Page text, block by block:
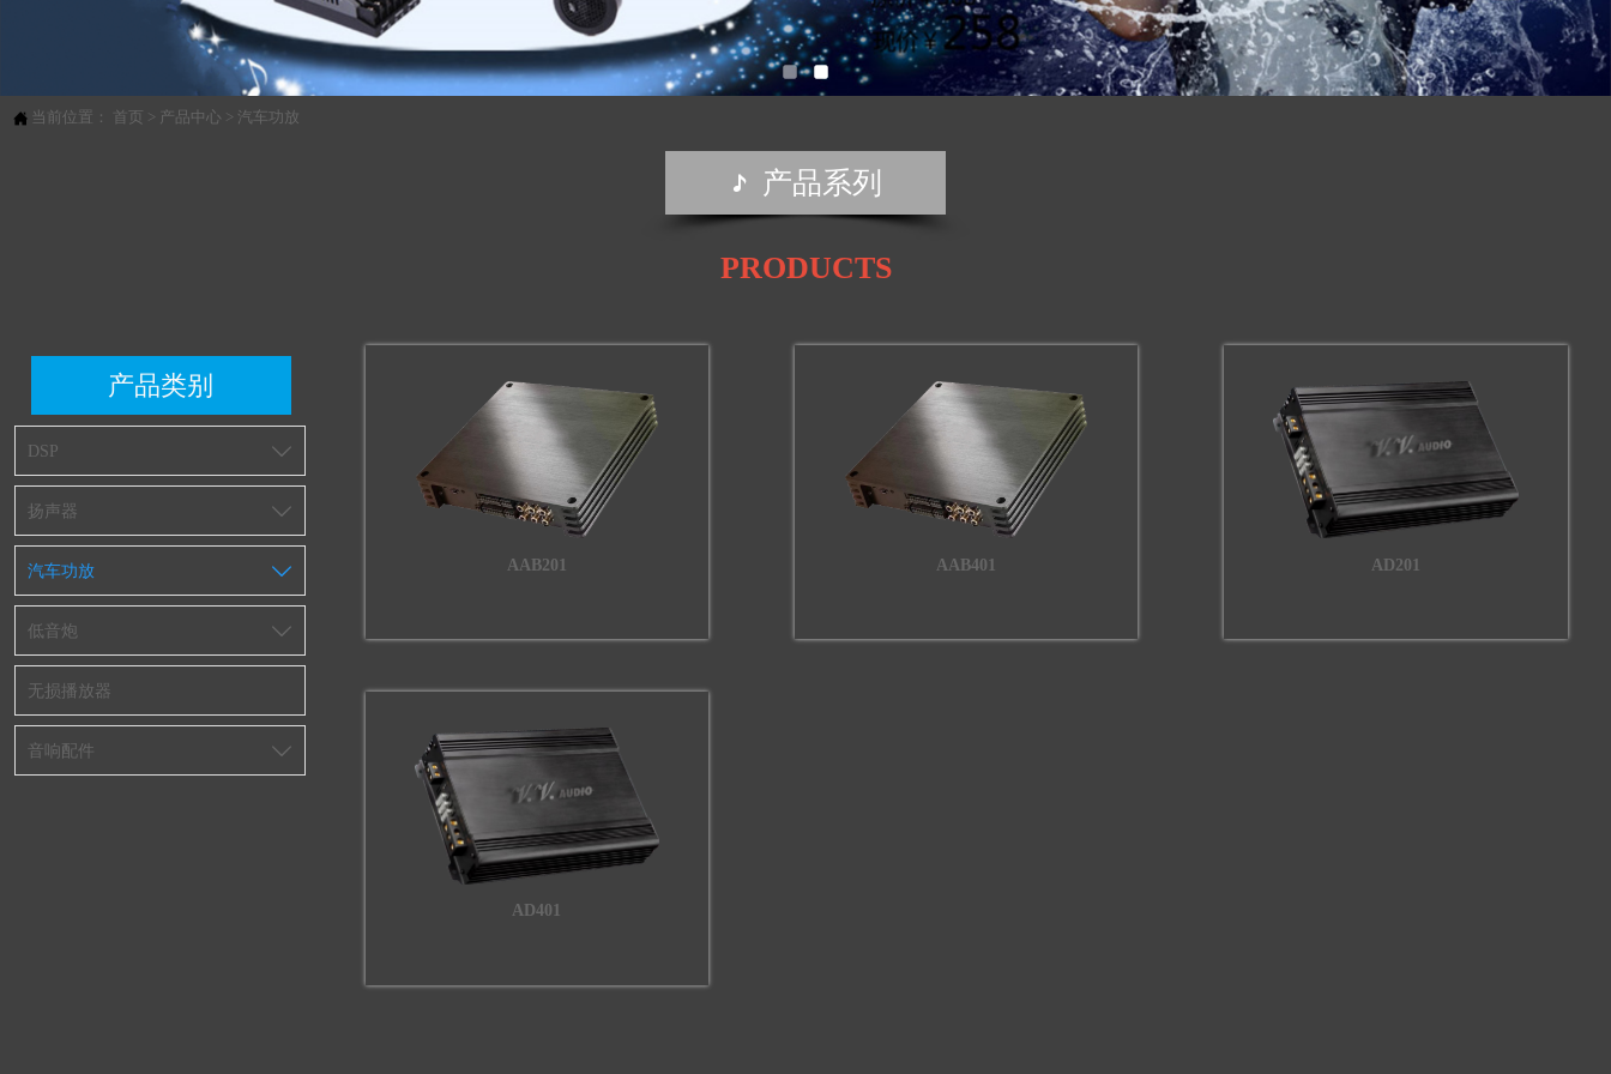
 当前位置： 首页 > 产品中心 > 汽车功放
 产品系列
PRODUCTS
产品类别
DSP 
扬声器 
汽车功放 
低音炮 
无损播放器
音响配件 
AAB201 AAB401 AD201
AD401